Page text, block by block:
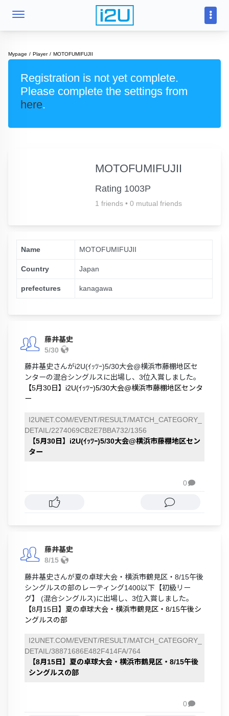
Mypage Player MOTOFUMIFUJII
Registration is not yet complete.
Please complete the settings from
here.
MOTOFUMIFUJII
Rating 1003P
1 friends • 0 mutual friends
Name MOTOFUMIFUJII
Country Japan
prefectures kanagawa
藤井基史
5/30
藤井基史さんがi2U(ｲｯﾂｰ)5/30大会@横浜市藤棚地区セ
ンターの混合シングルスに出場し、3位入賞しました。
【5月30日】i2U(ｲｯﾂｰ)5/30大会@横浜市藤棚地区センタ
ー
I2UNET.COM/EVENT/RESULT/MATCH_CATEGORY_
DETAIL/2274069CB2E7BBA732/1356
【5月30日】i2U(ｲｯﾂｰ)5/30大会@横浜市藤棚地区セン
ター
0
藤井基史
8/15
藤井基史さんが夏の卓球大会・横浜市鶴見区・8/15午後
シングルスの部のレーティング1400以下【初級リー
グ】 (混合シングルス)に出場し、3位入賞しました。
【8月15日】夏の卓球大会・横浜市鶴見区・8/15午後シ
ングルスの部
I2UNET.COM/EVENT/RESULT/MATCH_CATEGORY_
DETAIL/38871686E482F414FA/764
【8月15日】夏の卓球大会・横浜市鶴見区・8/15午後
シングルスの部
0